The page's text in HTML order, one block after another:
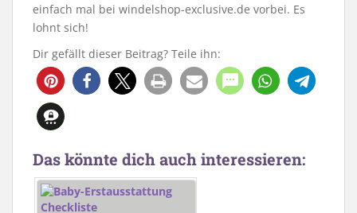
einfach mal bei windelshop-exclusive.de vorbei. Es
lohnt sich!
Dir gefällt dieser Beitrag? Teile ihn:
Das könnte dich auch interessieren: